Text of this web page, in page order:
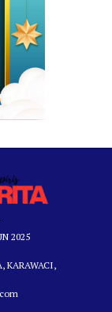
2025
KARAWACI,